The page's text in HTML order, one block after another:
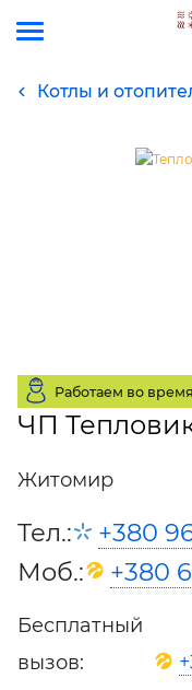
Котлы и
Работаем во
ЧП
Житомир
Тел.:
+380
Моб.:
+380
Бесплатный
вызов: